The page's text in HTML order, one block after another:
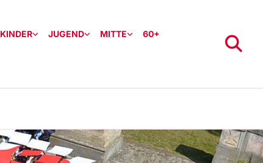
KINDER JUGEND MITTE
60+